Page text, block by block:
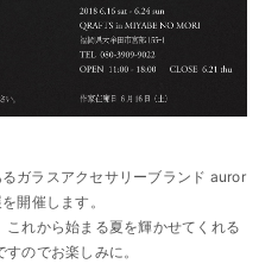
ガラスアクセサリーブランド auror
開催します。
れから始まる夏を輝かせてくれる
のでお楽しみに。